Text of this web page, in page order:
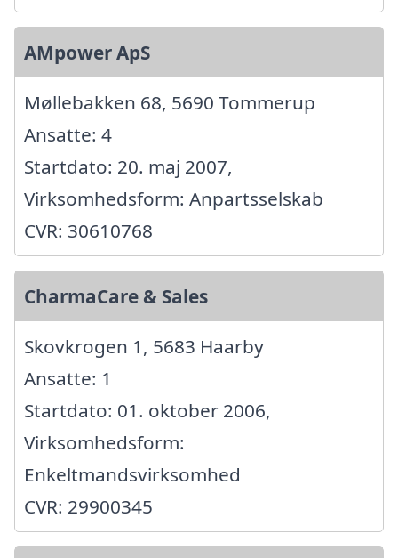
AMpower ApS
Møllebakken 68, 5690 Tommerup
Ansatte: 4
Startdato: 20. maj 2007,
Virksomhedsform: Anpartsselskab
CVR: 30610768
CharmaCare & Sales
Skovkrogen 1, 5683 Haarby
Ansatte: 1
Startdato: 01. oktober 2006,
Virksomhedsform:
Enkeltmandsvirksomhed
CVR: 29900345